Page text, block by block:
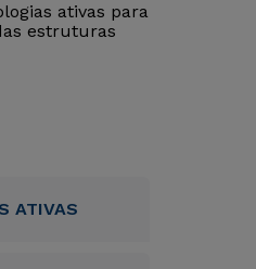
ativas para
estruturas
ATIVAS